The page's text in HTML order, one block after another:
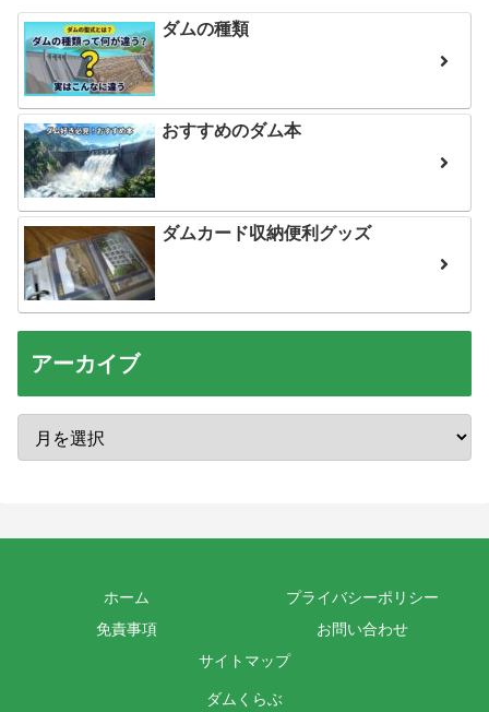
ダムの種類
おすすめのダム本
ダムカード収納便利グッズ
アーカイブ
ホーム
プライバシーポリシー
免責事項
お問い合わせ
サイトマップ
ダムくらぶ